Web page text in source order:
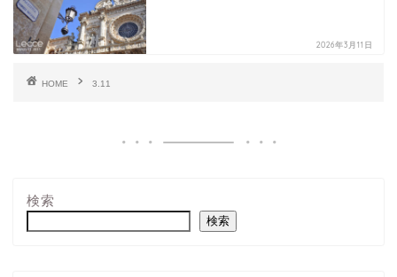
2026年3月11日
HOME 3.11
検索
検索